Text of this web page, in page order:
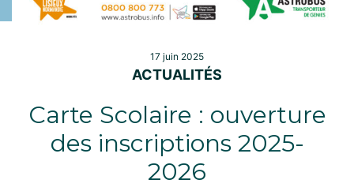
17 juin 2025
ACTUALITÉS
Carte Scolaire : ouverture
des inscriptions 2025-
2026